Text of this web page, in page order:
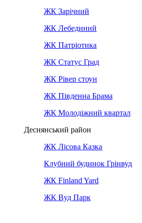
ЖК Зарічний
ЖК Лебединий
ЖК Патріотика
ЖК Статус Град
ЖК Рівер стоун
ЖК Південна Брама
ЖК Молодіжний квартал
Деснянський район
ЖК Лісова Казка
Клубний будинок Грінвуд
ЖК Finland Yard
ЖК Вуд Парк